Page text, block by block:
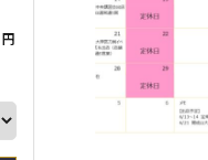
円